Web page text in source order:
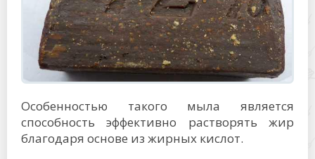
Особенностью такого мыла является
способность эффективно растворять жир
благодаря основе из жирных кислот.